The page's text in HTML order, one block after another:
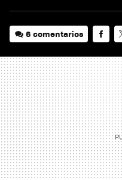
6 comentarios